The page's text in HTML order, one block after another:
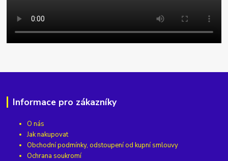
Informace pro zákazníky
O nás
Jak nakupovat
Obchodní podmínky, odstoupení od kupní smlouvy
Ochrana soukromí